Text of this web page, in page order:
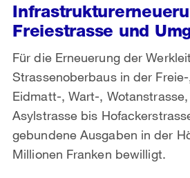
Freiestrasse und
Für die Erneuerung der
Strassenoberbaus in der
Eidmatt-, Wart-,
Asylstrasse bis
gebundene Ausgaben in der
Millionen Franken bewilligt.